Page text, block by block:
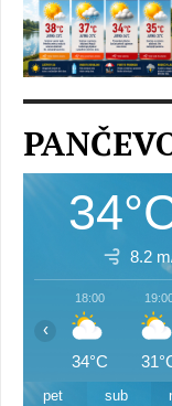
8.2
18:00
34°C
‹
pet sub